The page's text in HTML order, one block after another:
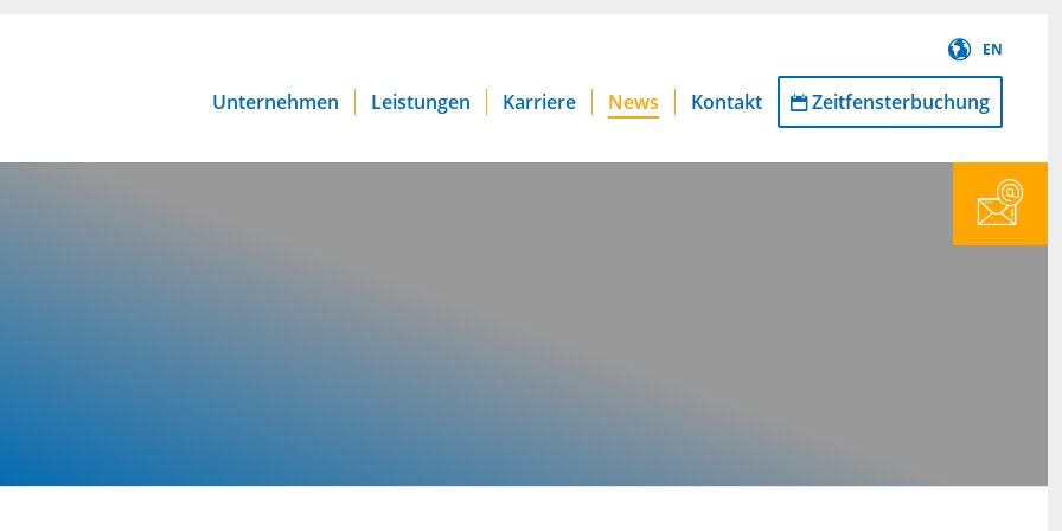
Unternehmen Leistungen Karriere News Kontakt Zeitfensterbuchung
EN